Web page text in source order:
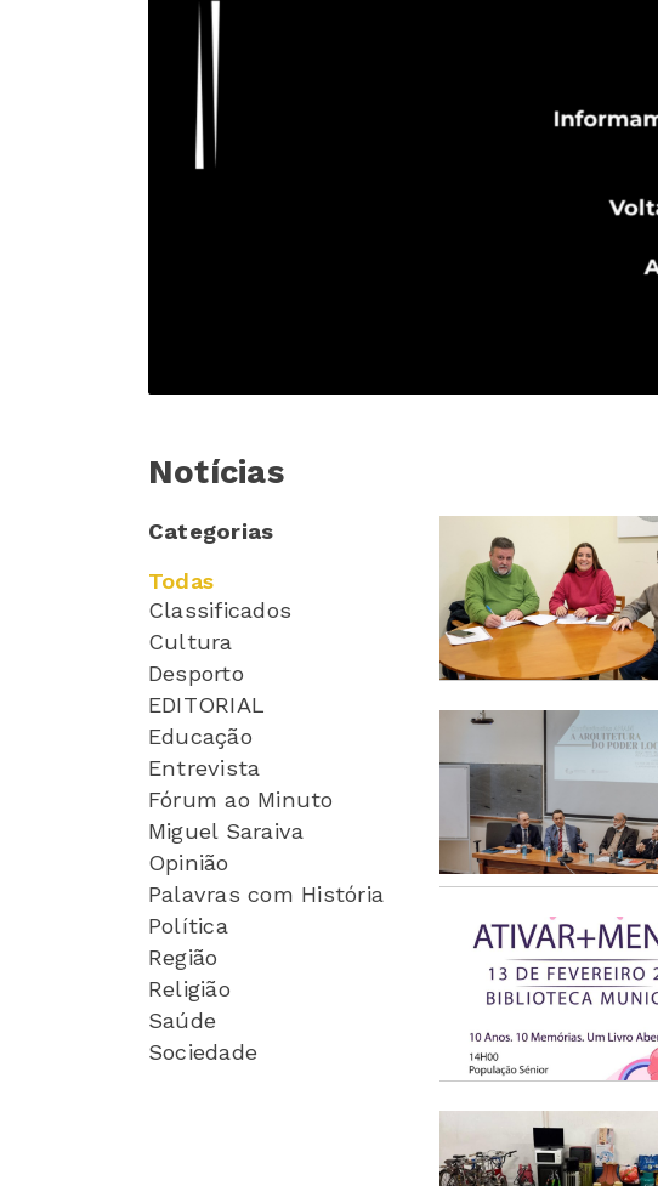
Notícias
Categorias
Todas
Classificados
Cultura
Desporto
EDITORIAL
Educação
Entrevista
Fórum ao Minuto
Miguel Saraiva
Opinião
Palavras com História
Política
Região
Religião
Saúde
Sociedade